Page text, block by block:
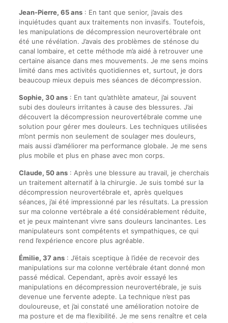
Jean-Pierre, 65 ans: En tant que senior, j’avais des
inquiétudes quant aux traitements non invasifs. Toutefois,
les manipulations de décompression neurovertébrale ont
été une révélation. J’avais des problèmes de sténose du
canal lombaire, et cette méthode m’a aidé à retrouver une
certaine aisance dans mes mouvements. Je me sens moins
limité dans mes activités quotidiennes et, surtout, je dors
beaucoup mieux depuis mes séances de décompression.
Sophie, 30 ans: En tant qu’athlète amateur, j’ai souvent
subi des douleurs irritantes à cause des blessures. J’ai
découvert la décompression neurovertébrale comme une
solution pour gérer mes douleurs. Les techniques utilisées
m’ont permis non seulement de soulager mes douleurs,
mais aussi d’améliorer ma performance globale. Je me sens
plus mobile et plus en phase avec mon corps.
Claude, 50 ans: Après une blessure au travail, je cherchais
un traitement alternatif à la chirurgie. Je suis tombé sur la
décompression neurovertébrale et, après quelques
séances, j’ai été impressionné par les résultats. La pression
sur ma colonne vertébrale a été considérablement réduite,
et je peux maintenant vivre sans douleurs lancinantes. Les
manipulateurs sont compétents et sympathiques, ce qui
rend l’expérience encore plus agréable.
Émilie, 37 ans: J’étais sceptique à l’idée de recevoir des
manipulations sur ma colonne vertébrale étant donné mon
passé médical. Cependant, après avoir essayé les
manipulations en décompression neurovertébrale, je suis
devenue une fervente adepte. La technique n’est pas
douloureuse, et j’ai constaté une amélioration notoire de
ma posture et de ma flexibilité. Je me sens renaître et cela